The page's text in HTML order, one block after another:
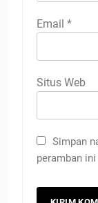
Email *
Situs Web
Simpan
peramban